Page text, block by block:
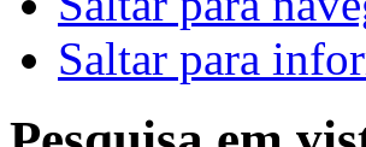
Saltar para